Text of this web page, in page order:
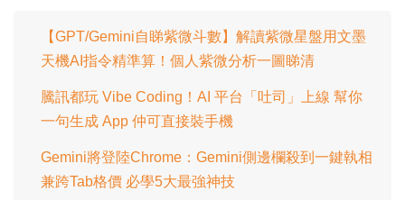
【GPT/Gemini自睇紫微斗數】解讀紫微星盤用文墨
天機AI指令精準算！個人紫微分析一圖睇清
騰訊都玩 Vibe Coding！AI 平台「吐司」上線 幫你
一句生成 App 仲可直接裝手機
Gemini將登陸Chrome：Gemini側邊欄殺到一鍵執相
兼跨Tab格價 必學5大最強神技